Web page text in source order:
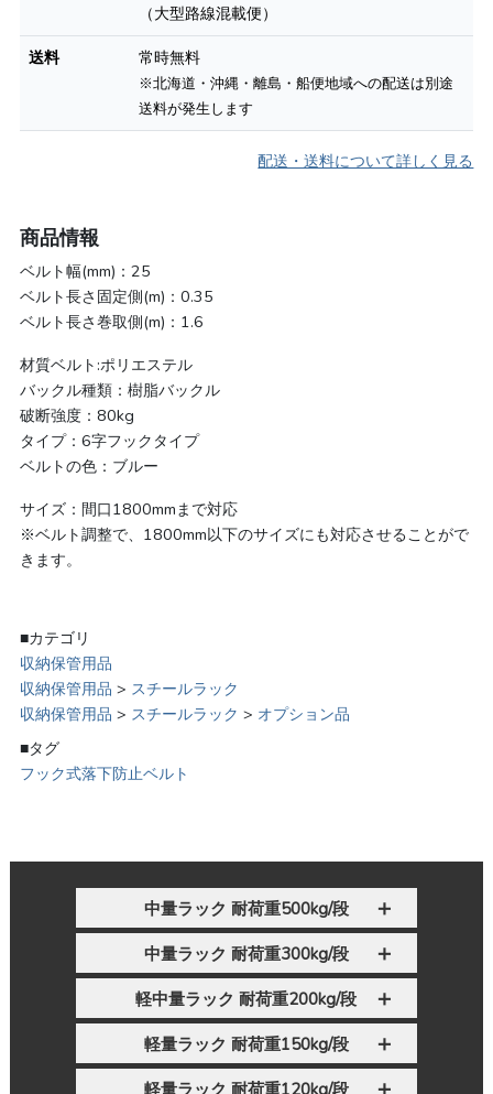
（大型路線混載便）
送料
常時無料
※北海道・沖縄・離島・船便地域への配送は別途
送料が発生します
配送・送料について詳しく見る
商品情報
ベルト幅(mm)：25
ベルト長さ固定側(m)：0.35
ベルト長さ巻取側(m)：1.6
材質ベルト:ポリエステル
バックル種類：樹脂バックル
破断強度：80kg
タイプ：6字フックタイプ
ベルトの色：ブルー
サイズ：間口1800mmまで対応
※ベルト調整で、1800mm以下のサイズにも対応させることがで
きます。
■カテゴリ
収納保管用品
収納保管用品 > スチールラック
収納保管用品 > スチールラック > オプション品
■タグ
フック式落下防止ベルト
中量ラック 耐荷重500kg/段
中量ラック 耐荷重300kg/段
軽中量ラック 耐荷重200kg/段
軽量ラック 耐荷重150kg/段
軽量ラック 耐荷重120kg/段